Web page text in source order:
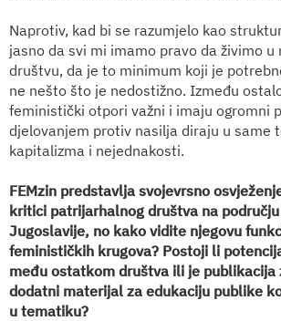
Naprotiv, kad bi se razumjelo kao
jasno da svi mi imamo pravo da živimo u
društvu, da je to minimum koji je
ne nešto što je nedostižno. Između
feministički otpori važni i imaju ogromni
djelovanjem protiv nasilja diraju u same
kapitalizma i nejednakosti.
FEMzin predstavlja svojevrsno
kritici patrijarhalnog društva na
Jugoslavije, no kako vidite njegovu
feminističkih krugova? Postoji li
među ostatkom društva ili je publikacija
dodatni materijal za edukaciju publike
u tematiku?